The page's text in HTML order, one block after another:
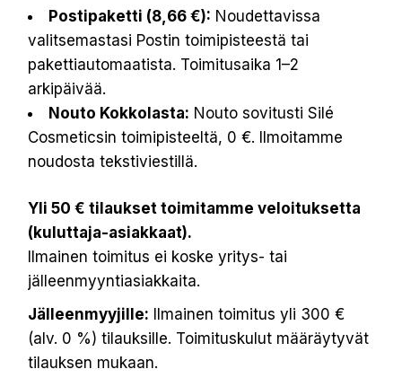
Postipaketti (8,66 €): Noudettavissa
valitsemastasi Postin toimipisteestä tai
pakettiautomaatista. Toimitusaika 1–2
arkipäivää.
Nouto Kokkolasta: Nouto sovitusti Silé
Cosmeticsin toimipisteeltä, 0 €. Ilmoitamme
noudosta tekstiviestillä.
Yli 50 € tilaukset toimitamme veloituksetta
(kuluttaja-asiakkaat).
Ilmainen toimitus ei koske yritys- tai
jälleenmyyntiasiakkaita.
Jälleenmyyjille: Ilmainen toimitus yli 300 €
(alv. 0 %) tilauksille. Toimituskulut määräytyvät
tilauksen mukaan.